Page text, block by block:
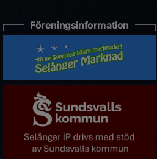
Föreningsinformation